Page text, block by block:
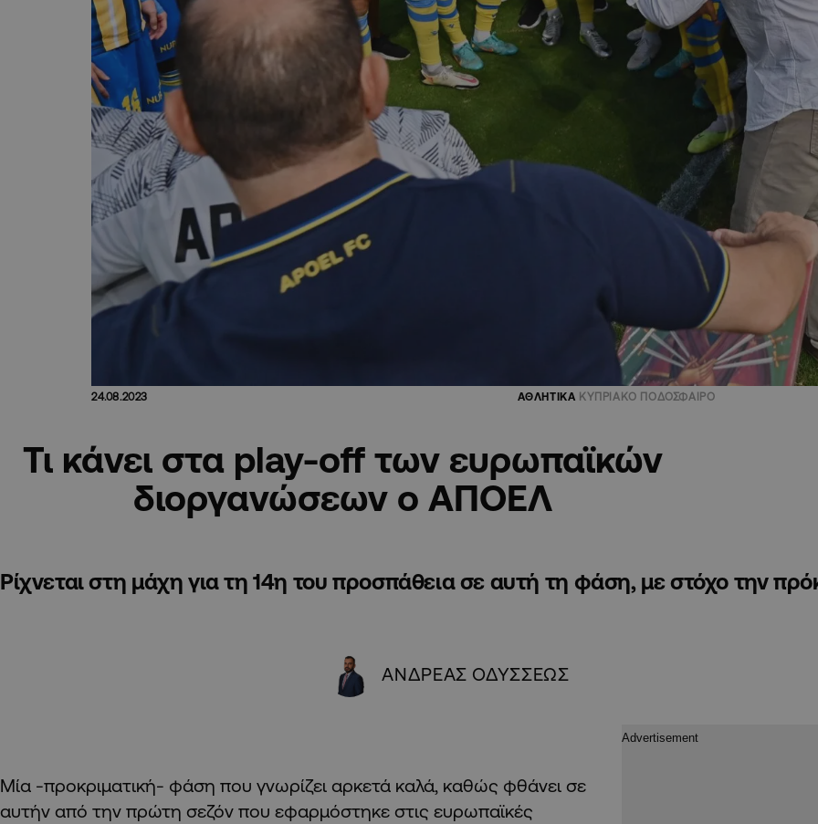
24.08.2023 ΑΘΛΗΤΙΚΑ ΚΥΠΡΙΑΚΟ ΠΟΔΟΣΦΑΙΡΟ
Τι κάνει στα play-off των ευρωπαϊκών
διοργανώσεων ο ΑΠΟΕΛ
Ρίχνεται στη μάχη για τη 14η του προσπάθεια σε αυτή τη φάση, με στόχο την
ΑΝΔΡΕΑΣ ΟΔΥΣΣΕΩΣ
Μία -προκριματική- φάση που γνωρίζει αρκετά καλά, καθώς φθάνει σε
αυτήν από την πρώτη σεζόν που εφαρμόστηκε στις ευρωπαϊκές